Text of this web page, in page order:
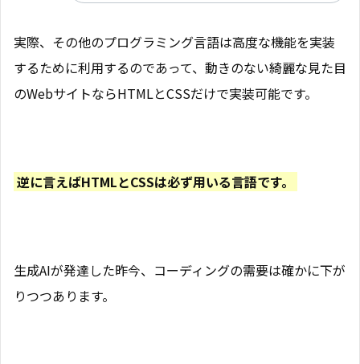
実際、その他のプログラミング言語は高度な機能を実装
するために利用するのであって、動きのない綺麗な見た目
のWebサイトならHTMLとCSSだけで実装可能です。
逆に言えばHTMLとCSSは必ず用いる言語です。
生成AIが発達した昨今、コーディングの需要は確かに下が
りつつあります。